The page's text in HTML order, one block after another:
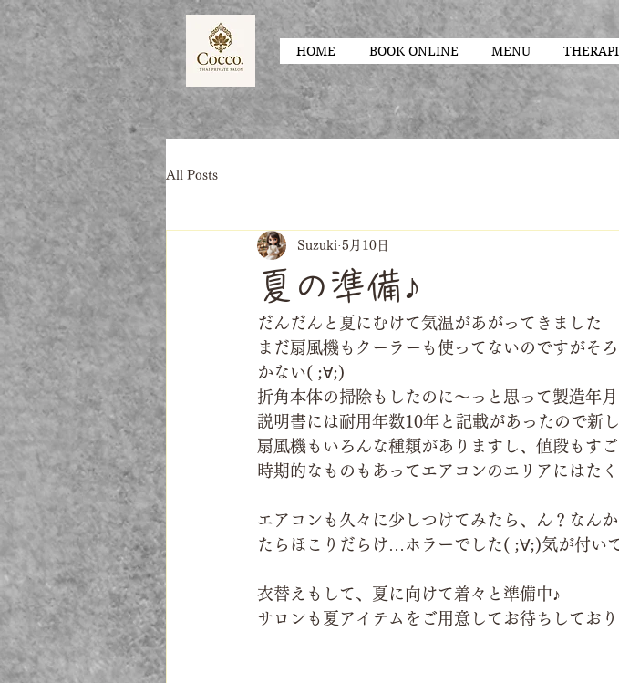
HOME BOOK ONLINE MENU
All Posts
夏の準備♪
Suzuki 5月10日
だんだんと夏にむけて気温があがってきました
まだ扇風機もクーラーも使ってないのですがそ
かない( ;∀;)
折角本体の掃除もしたのに～っと思って製造年
説明書には耐用年数10年と記載があったので新
扇風機もいろんな種類がありますし、値段もす
時期的なものもあってエアコンのエリアにはた
エアコンも久々に少しつけてみたら、ん？なん
たらほこりだらけ…ホラーでした( ;∀;)気が付い
衣替えもして、夏に向けて着々と準備中♪
サロンも夏アイテムをご用意してお待ちしており